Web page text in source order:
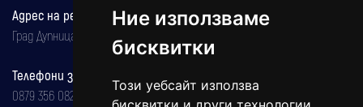
Ние използваме
бисквитки
Този уебсайт използва
Адрес на редакцията
Град Дупница, ул.''Христо Ботев" 43
Телефони за реклама и абонаменти
0879 356 082